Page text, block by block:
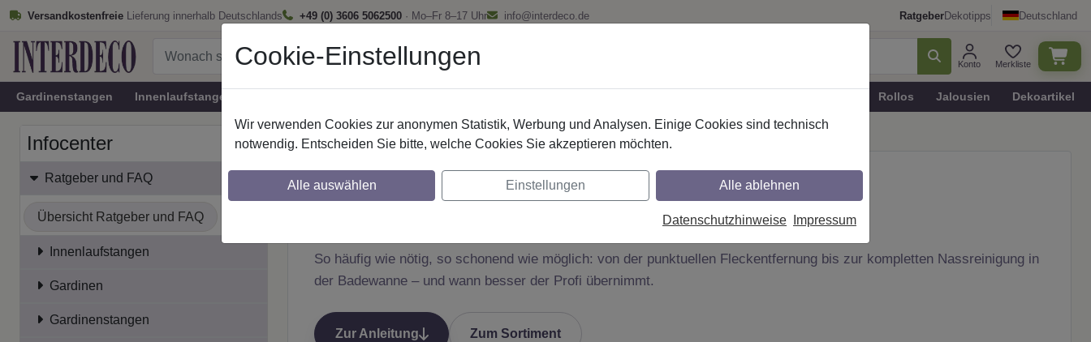
Versandkostenfreie Lieferung innerhalb Deutschlands +49 (0) 3606 5062500 · Mo–Fr 8–17 Uhr info@interdeco.de RatgeberDekotipps Deutschland
Konto Merkliste
Gardinenstangen Innenlaufstangen Rollos Jalousien Dekoartikel
Infocenter
Ratgeber und FAQ
Übersicht Ratgeber und FAQ
Innenlaufstangen
Gardinen
Gardinenstangen
Ratgeber und FAQ Plissee Reinigung
RATGEBER · PLISSEE & FALTSTORES
So häufig wie nötig, so schonend wie möglich: von der punktuellen Fleckentfernung bis zur kompletten Nassreinigung in
der Badewanne – und wann besser der Profi übernimmt.
Zur Anleitung Zum Sortiment
Cookie-Einstellungen
Wir verwenden Cookies zur anonymen Statistik, Werbung und Analysen. Einige Cookies sind technisch
notwendig. Entscheiden Sie bitte, welche Cookies Sie akzeptieren möchten.
Alle auswählen Einstellungen Alle ablehnen
Datenschutzhinweise Impressum